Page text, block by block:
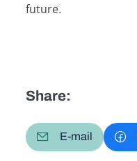
future.
Share:
E-mail